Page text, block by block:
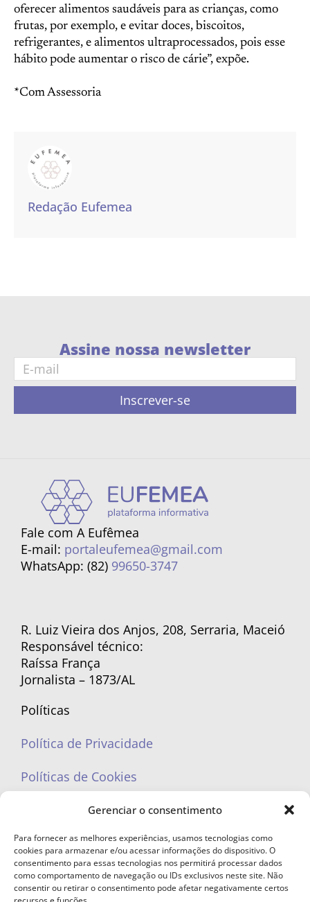
Gerenciar o consentimento
Para fornecer as melhores experiências, usamos tecnologias como
cookies para armazenar e/ou acessar informações do dispositivo. O
consentimento para essas tecnologias nos permitirá processar dados
como comportamento de navegação ou IDs exclusivos neste site. Não
consentir ou retirar o consentimento pode afetar negativamente certos
oferecer alimentos saudáveis para as crianças, como
frutas, por exemplo, e evitar doces, biscoitos,
refrigerantes, e alimentos ultraprocessados, pois esse
hábito pode aumentar o risco de cárie”, expõe.
*Com Assessoria
Redação Eufemea
Assine nossa newsletter
Inscrever-se
Fale com A Eufêmea
E-mail: portaleufemea@gmail.com
WhatsApp: (82) 99650-3747
R. Luiz Vieira dos Anjos, 208, Serraria, Maceió
Responsável técnico:
Raíssa França
Jornalista – 1873/AL
Políticas
Política de Privacidade
Políticas de Cookies
portaleufemea@gmail.com